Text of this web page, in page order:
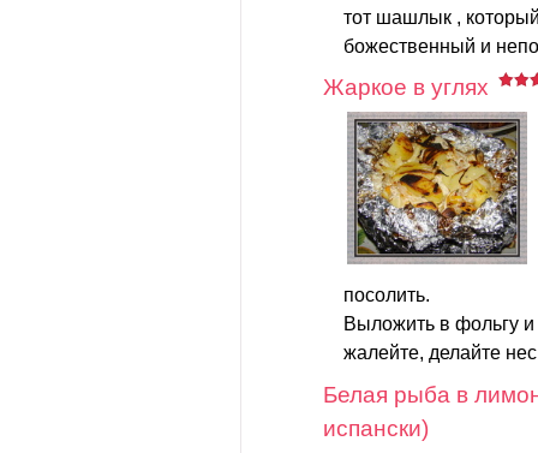
тот шашлык ,
божественный и
Жаркое в углях
посолить.
Выложить в фольгу и
жалейте, делайте
Белая рыба в
испански)